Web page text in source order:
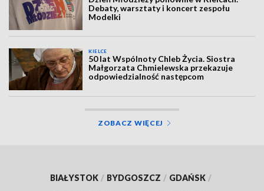
Debaty, warsztaty i koncert zespołu
Modelki
KIELCE
50 lat Wspólnoty Chleb Życia. Siostra
Małgorzata Chmielewska przekazuje
odpowiedzialność następcom
ZOBACZ WIĘCEJ
BIAŁYSTOK / BYDGOSZCZ / GDAŃSK /